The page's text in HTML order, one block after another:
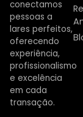
conectamos
pessoas a
lares perfeitos,
oferecendo
experiência,
profissionalismo
e excelência
em cada
transação.